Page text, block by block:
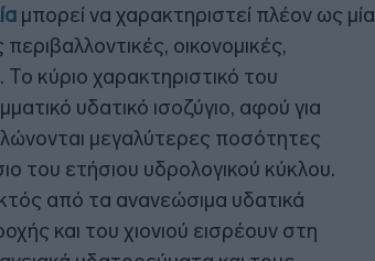
μπορεί να χαρακτηριστεί πλέον ως μία
οικονομικές,
Το κύριο χαρακτηριστικό του
υδατικό ισοζύγιο, αφού για
μεγαλύτερες ποσότητες
του ετήσιου υδρολογικού κύκλου.
από τα ανανεώσιμα υδατικά
και του χιονιού εισρέουν στη